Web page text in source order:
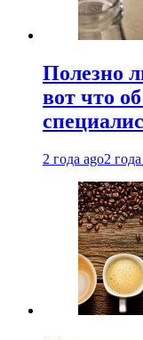
Полезно
вот что
2 года ago2